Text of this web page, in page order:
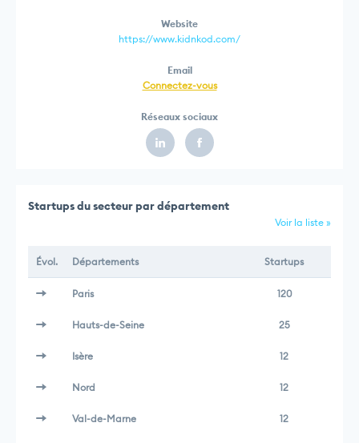
Website
https://www.kidnkod.com/
Email
Connectez-vous
Réseaux sociaux
Startups du secteur par département
Voir la liste »
Évol. Départements Startups
Paris 120
Hauts-de-Seine 25
Isère 12
Nord 12
Val-de-Marne 12